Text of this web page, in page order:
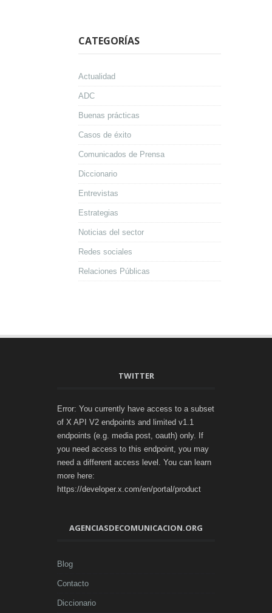
CATEGORÍAS
Actualidad
ADC
Buenas prácticas
Casos de éxito
Comunicados de Prensa
Diccionario
Entrevistas
Estrategias
Noticias del sector
Redes sociales
Relaciones Públicas
TWITTER
Error: You currently have access to a subset
of X API V2 endpoints and limited v1.1
endpoints (e.g. media post, oauth) only. If
you need access to this endpoint, you may
need a different access level. You can learn
more here:
https://developer.x.com/en/portal/product
AGENCIASDECOMUNICACION.ORG
Blog
Contacto
Diccionario